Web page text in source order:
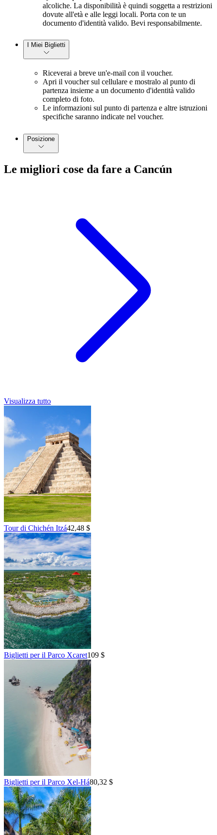
alcoliche. La disponibilità è quindi soggetta a restrizioni
dovute all'età e alle leggi locali. Porta con te un
documento d'identità valido. Bevi responsabilmente.
I Miei Biglietti
Riceverai a breve un'e-mail con il voucher.
Apri il voucher sul cellulare e mostralo al punto di
partenza insieme a un documento d'identità valido
completo di foto.
Le informazioni sul punto di partenza e altre istruzioni
specifiche saranno indicate nel voucher.
Posizione
Le migliori cose da fare a Cancún
Visualizza tutto
Tour di Chichén Itzá42,48 $
Biglietti per il Parco Xcaret109 $
Biglietti per il Parco Xel-Há80,32 $